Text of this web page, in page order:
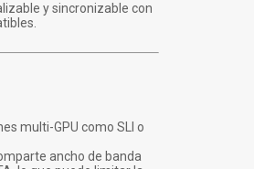
y sincronizable con
multi-GPU como SLI o
ancho de banda